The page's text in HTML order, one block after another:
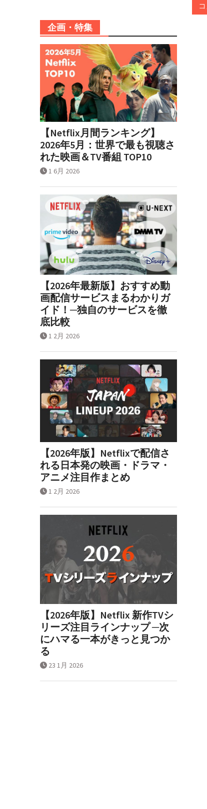
企画・特集
【Netflix月間ランキング】
2026年5月：世界で最も視聴さ
れた映画＆TV番組 TOP10
1 6月 2026
【2026年最新版】おすすめ動
画配信サービスまるわかりガ
イド！─独自のサービスを徹
底比較
1 2月 2026
【2026年版】Netflixで配信さ
れる日本発の映画・ドラマ・
アニメ注目作まとめ
1 2月 2026
【2026年版】Netflix 新作TVシ
リーズ注目ラインナップ ─次
にハマる一本がきっと見つか
る
23 1月 2026